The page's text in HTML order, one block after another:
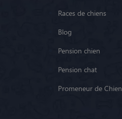
Races de chiens
Blog
Pension chien
Pension chat
Promeneur de Chien